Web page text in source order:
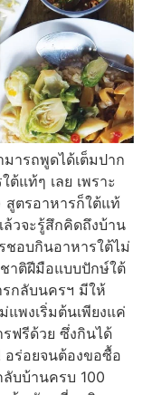
ารถพูดได้เต็มปาก
ต้แท้ๆ เลย เพราะ
สูตรอาหารก็ใต้แท้
วจะรู้สึกคิดถึงบ้าน
ชอบกินอาหารใต้ไม่
าติฝีมือแบบปักษ์ใต้
รกลับนครฯ มีให้
แพงเริ่มต้นเพียงแค่
ฟรีด้วย ซึ่งกินได้
อร่อยจนต้องขอซื้อ
บบ้านครบ 100